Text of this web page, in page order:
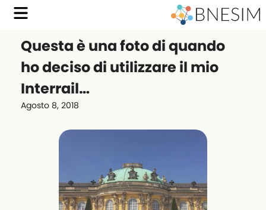
Questa è una foto di quando
ho deciso di utilizzare il mio
Interrail…
Agosto 8, 2018